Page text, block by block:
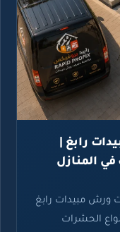
رابغ |
مبيدات رابغ
الحشرات